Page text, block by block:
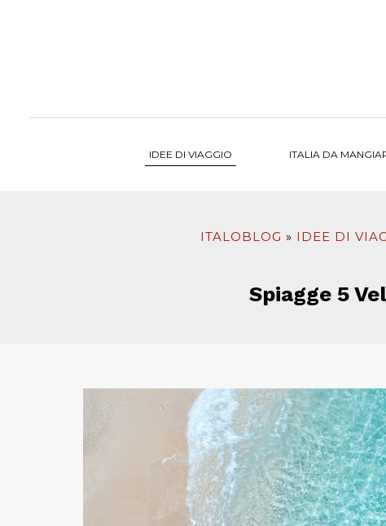
IDEE DI VIAGGIO ITALIA DA
ITALOBLOG IDEE DI
Spiagge 5